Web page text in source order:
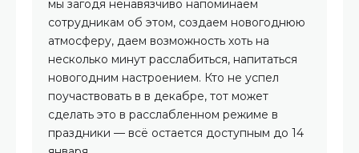
мы загодя ненавязчиво напоминаем
сотрудникам об этом, создаем новогоднюю
атмосферу, даем возможность хоть на
несколько минут расслабиться, напитаться
новогодним настроением. Кто не успел
поучаствовать в в декабре, тот может
сделать это в расслабленном режиме в
праздники — всё остается доступным до 14